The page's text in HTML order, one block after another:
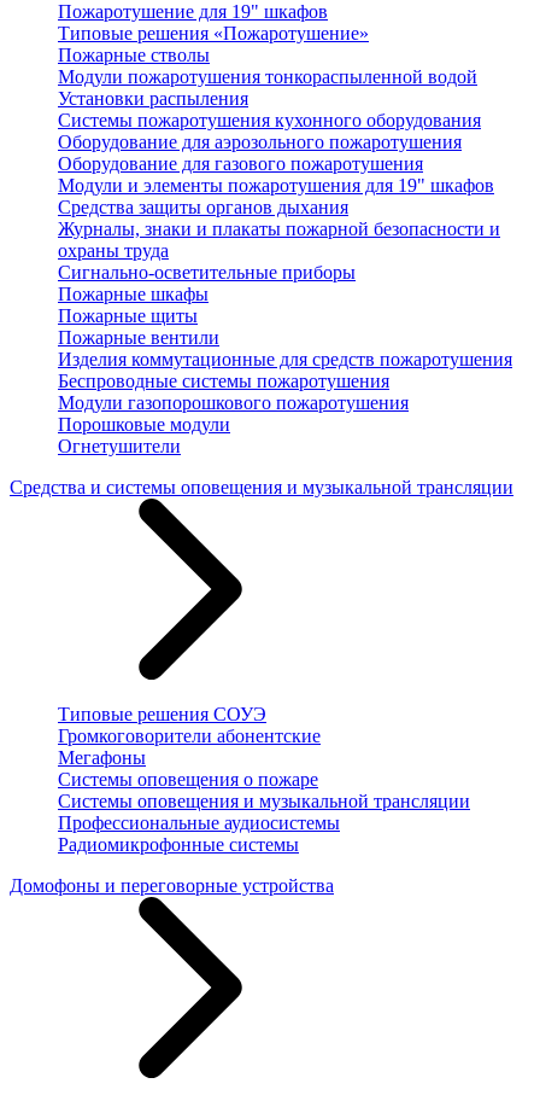
Пожаротушение для 19" шкафов
Типовые решения «Пожаротушение»
Пожарные стволы
Модули пожаротушения тонкораспыленной водой
Установки распыления
Системы пожаротушения кухонного оборудования
Оборудование для аэрозольного пожаротушения
Оборудование для газового пожаротушения
Модули и элементы пожаротушения для 19" шкафов
Средства защиты органов дыхания
Журналы, знаки и плакаты пожарной безопасности и
охраны труда
Сигнально-осветительные приборы
Пожарные шкафы
Пожарные щиты
Пожарные вентили
Изделия коммутационные для средств пожаротушения
Беспроводные системы пожаротушения
Модули газопорошкового пожаротушения
Порошковые модули
Огнетушители
Средства и системы оповещения и музыкальной трансляции
Типовые решения СОУЭ
Громкоговорители абонентские
Мегафоны
Системы оповещения о пожаре
Системы оповещения и музыкальной трансляции
Профессиональные аудиосистемы
Радиомикрофонные системы
Домофоны и переговорные устройства